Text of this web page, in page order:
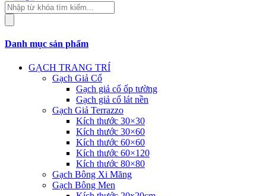
Tìm
kiếm
sản
Danh mục sản phẩm
GẠCH TRANG TRÍ
Gạch Giả Cổ
Gạch giả cổ ốp tường
Gạch giả cổ lát nền
Gạch Giả Terrazzo
Kích thước 30×30
Kích thước 30×60
Kích thước 60×60
Kích thước 60×120
Kích thước 80×80
Gạch Bông Xi Măng
Gạch Bông Men